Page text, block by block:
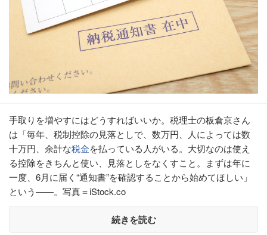
手取りを増やすにはどうすればいいか。税理士の板倉京さん
は「毎年、税制控除の見落としで、数万円、人によっては数
十万円、余計な税金を払っている人がいる。大切なのは使え
る控除をきちんと使い、見落としをなくすこと。まずは年に
一度、6月に届く“通知書”を確認することから始めてほしい」
という――。写真＝iStock.co
続きを読む